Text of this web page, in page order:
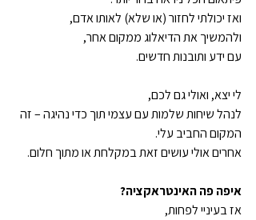
עם ידע ותובנות חדשים.
לנהל שיחות שלמות עם עצמי תוך כדי נהיגה – זה
אחרים אולי עושים זאת במקלחת או מתוך חלום.
איפה פה האינטראקציה?